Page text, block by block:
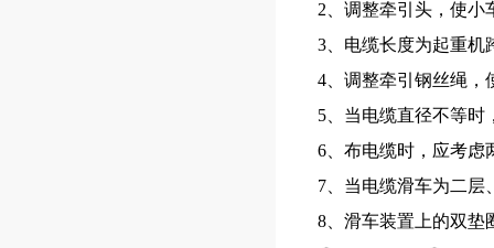
2 、调整牵引头，使
3 、电缆长度为起重机
4 、调整牵引钢丝绳
5 、当电缆直径不等
6 、布电缆时，应考
7 、当电缆滑车为二
8 、滑车装置上的双